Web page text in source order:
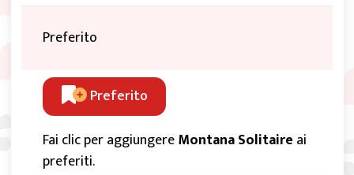
Preferito
Preferito
Fai clic per aggiungereMontana Solitaire ai
preferiti.